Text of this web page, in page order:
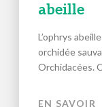
abeille
L’ophrys
orchidée
Orchidacées.
EN SAVOIR